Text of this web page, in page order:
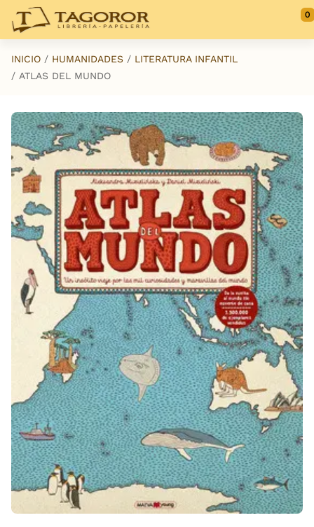
Saltar al contenido principal
0
INICIO HUMANIDADES
LITERATURA INFANTIL
ATLAS DEL MUNDO